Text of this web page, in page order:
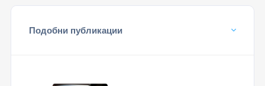
Подобни публикации